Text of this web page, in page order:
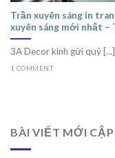
Trần xuyên sáng in
xuyên sáng mới nhất –
3A Decor kính gửi quý [...]
1 COMMENT
BÀI VIẾT MỚI